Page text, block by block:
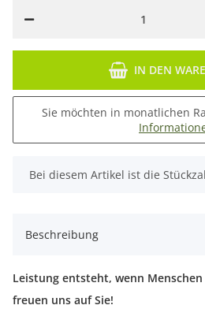
IN DEN
Sie möchten in monatlichen
x
Bei diesem Artikel ist die
Beschreibung
Leistung entsteht, wenn
freuen uns auf Sie!